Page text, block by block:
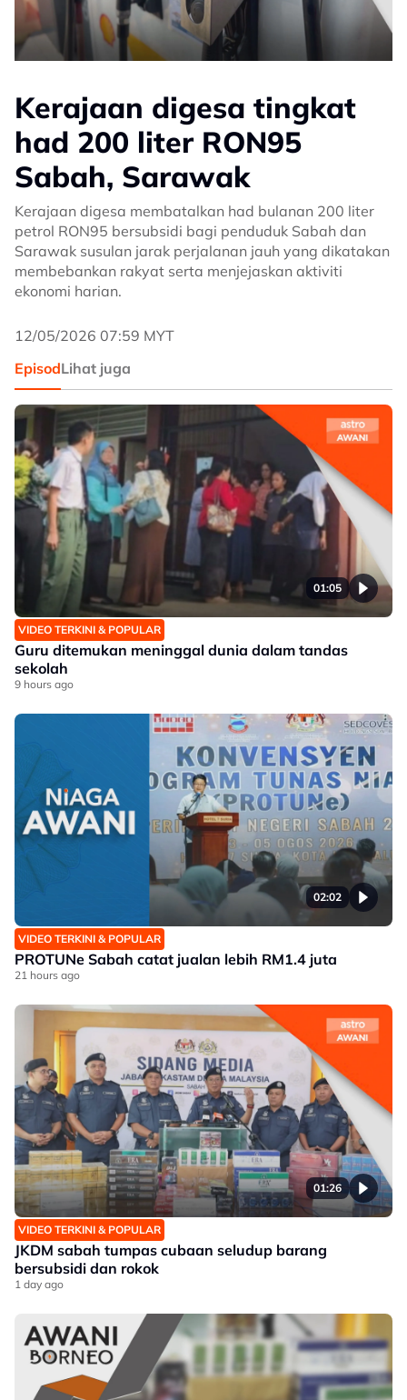
Kerajaan digesa tingkat
had 200 liter RON95
Sabah, Sarawak
Kerajaan digesa membatalkan had bulanan 200 liter
petrol RON95 bersubsidi bagi penduduk Sabah dan
Sarawak susulan jarak perjalanan jauh yang dikatakan
membebankan rakyat serta menjejaskan aktiviti
ekonomi harian.
12/05/2026 07:59 MYT
EpisodLihat juga
01:05
VIDEO TERKINI & POPULAR
Guru ditemukan meninggal dunia dalam tandas
sekolah
9 hours ago
02:02
VIDEO TERKINI & POPULAR
PROTUNe Sabah catat jualan lebih RM1.4 juta
21 hours ago
01:26
VIDEO TERKINI & POPULAR
JKDM sabah tumpas cubaan seludup barang
bersubsidi dan rokok
1 day ago